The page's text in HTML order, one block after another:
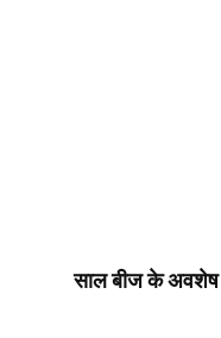
साल बीज के अवशेष